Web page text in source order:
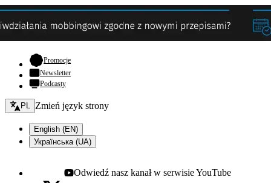
Promocje- otwiera się w nowej karcie
Newsletter
Podcasty
Zmień język - bieżący:
PL Zmień język strony
English (EN)
Українська (UA)
Youtube - otwiera się w nowej karcie
Odwiedź nasz kanał w serwisie YouTube